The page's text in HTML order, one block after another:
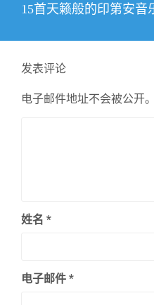
下
文
章：
15首天籁般的印第安音
发表评论
电子邮件地址不会被公开。
姓名 *
电子邮件 *